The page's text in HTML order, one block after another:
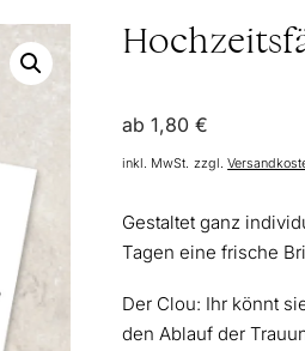
ab1,80€
inkl. MwSt. zzgl.
Gestaltet ganz
Tagen eine frische
Der Clou: Ihr könnt
den Ablauf der